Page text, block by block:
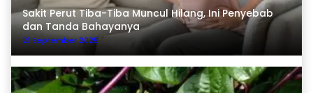
Sakit Perut Tiba-Tiba Muncul Hilang, Ini Penyebab
dan Tanda Bahayanya
21 September 2025